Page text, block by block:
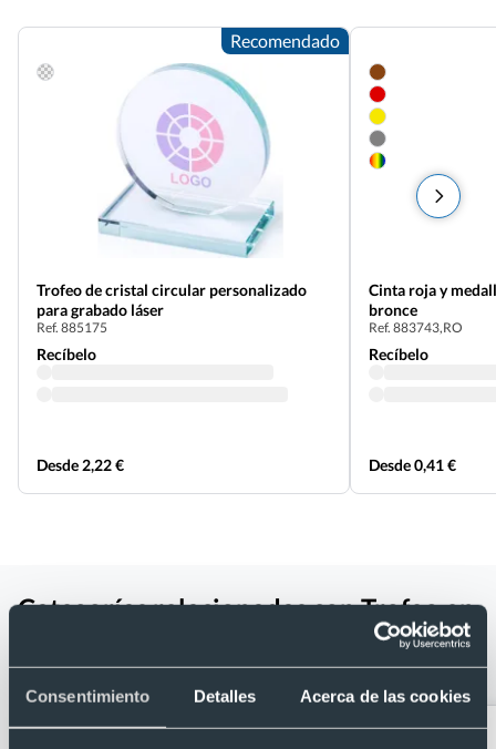
Consentimiento Detalles Acerca de las cookies
Recomendado
Trofeo de cristal circular personalizado
para grabado láser
Ref. 885175
Recíbelo
Desde 2,22 €
Cinta roja y
bronce
Ref. 883743,RO
Recíbelo
Desde 0,41 €
Categorías relacionadas con Trofeo en
placa de aluminio reciclado con base
madera personalizado